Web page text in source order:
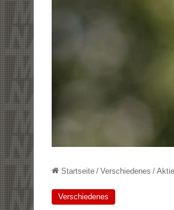
Startseite / Verschiedenes /
Verschiedenes